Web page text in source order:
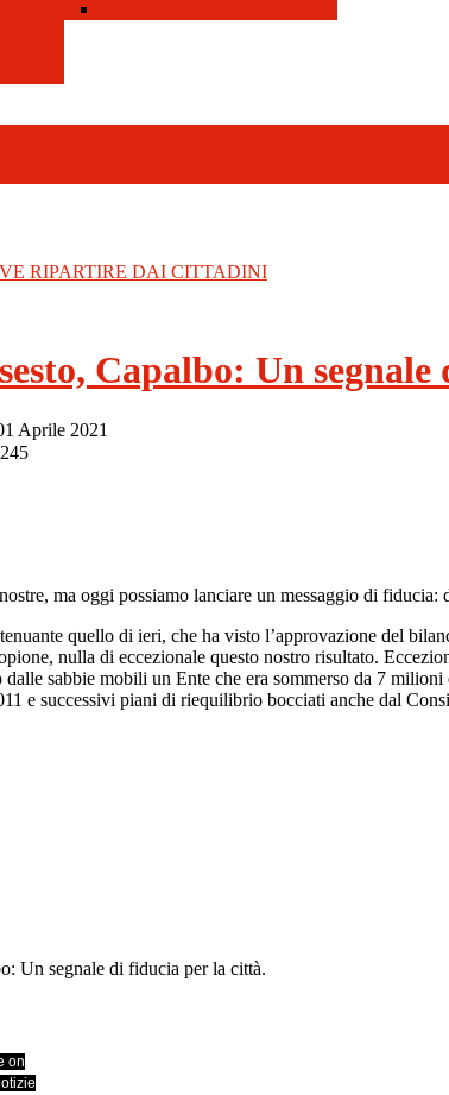
RIPARTIRE DAI CITTADINI
Capalbo: Un
Aprile 2021
ma oggi possiamo lanciare un messaggio di
quello di ieri, che ha visto l’approvazione del
nulla di eccezionale questo nostro risultato.
dalle sabbie mobili un Ente che era sommerso da 7
e successivi piani di riequilibrio bocciati anche dal
Un segnale di fiducia per la città.
on